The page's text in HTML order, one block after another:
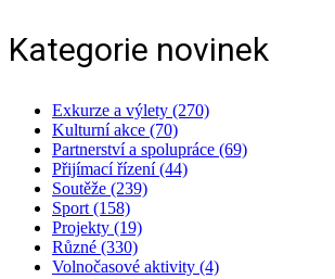
Kategorie novinek
Exkurze a výlety (270)
Kulturní akce (70)
Partnerství a spolupráce (69)
Přijímací řízení (44)
Soutěže (239)
Sport (158)
Projekty (19)
Různé (330)
Volnočasové aktivity (4)